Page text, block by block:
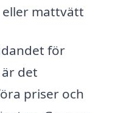
mattvätt
för
det
priser och